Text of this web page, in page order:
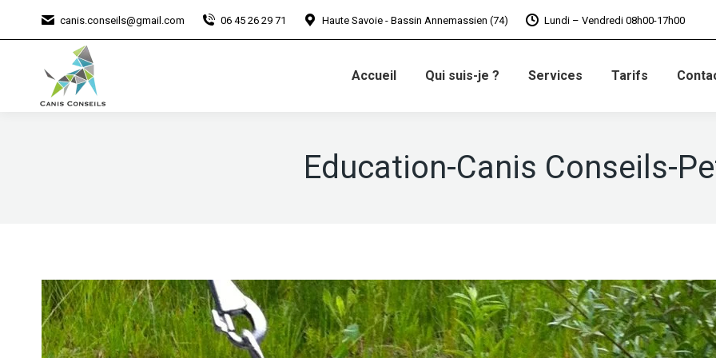
canis.conseils@gmail.com 06 45 26 29 71 Haute Savoie - Bassin Annemassien (74) Lundi – Vendredi 08h00-17h00
Accueil Qui suis-je ? Services Tarifs
Education-Canis Conseils-